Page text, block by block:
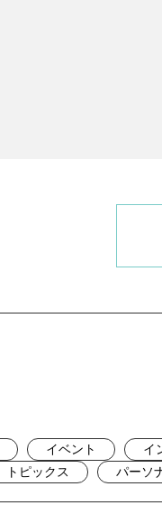
イベント イ
トピックス パーソ